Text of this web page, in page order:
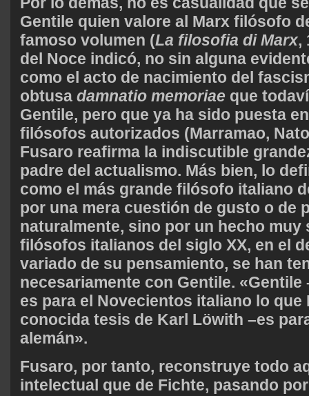
Gentile quien valore al Marx filósofo
famoso volumen (La filosofia di Marx,
del Noce indicó, no sin alguna
como el acto de nacimiento del
obtusa damnatio memoriae que
Gentile, pero que ya ha sido puesta
filósofos autorizados (Marramao,
Fusaro reafirma la indiscutible
padre del actualismo. Más bien, lo
como el más grande filósofo italiano
por una mera cuestión de gusto o de
naturalmente, sino por un hecho
filósofos italianos del siglo XX, en el
variado de su pensamiento, se han
necesariamente con Gentile. «Gentile
es para el Novecientos italiano lo que
conocida tesis de Karl Löwith –es
alemán».
Fusaro, por tanto, reconstruye todo
intelectual que de Fichte, pasando